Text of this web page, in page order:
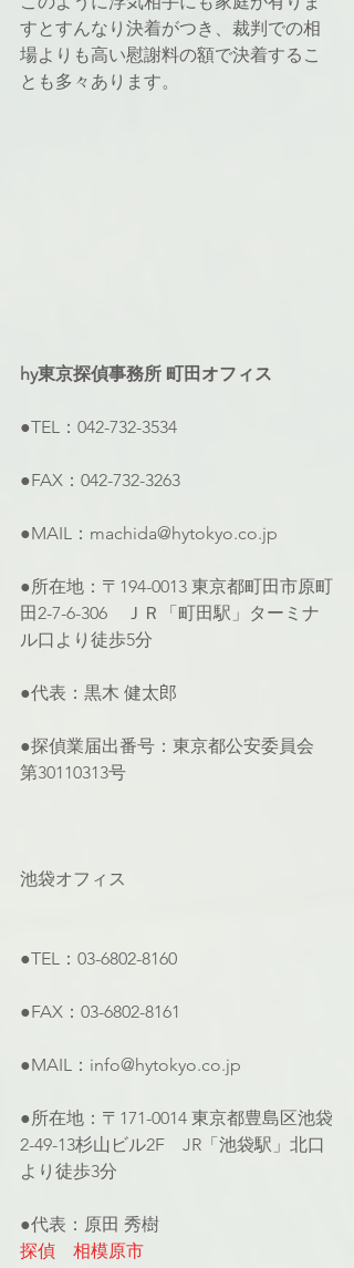
すとすんなり決着がつき、裁判での相
場よりも高い慰謝料の額で決着するこ
とも多々あります。
hy東京探偵事務所 町田オフィス
●TEL：042-732-3534
●FAX：042-732-3263
●MAIL：machida@hytokyo.co.jp
●所在地：〒194-0013 東京都町田市原町
田2-7-6-306　ＪＲ「町田駅」ターミナ
ル口より徒歩5分
●代表：黒木 健太郎
●探偵業届出番号：東京都公安委員会
第30110313号
池袋オフィス
●TEL：03-6802-8160
●FAX：03-6802-8161
●MAIL：info@hytokyo.co.jp
●所在地：〒171-0014 東京都豊島区池袋
2-49-13杉山ビル2F　JR「池袋駅」北口
より徒歩3分
●代表：原田 秀樹
探偵　相模原市